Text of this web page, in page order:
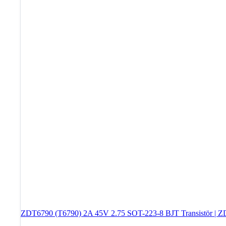
ZDT6790 (T6790) 2A 45V 2.75 SOT-223-8 BJT Transistör |